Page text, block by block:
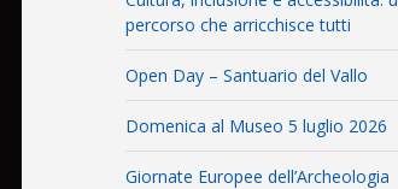
percorso che arricchisce tutti
Open Day – Santuario del Vallo
Domenica al Museo 5 luglio 2026
Giornate Europee dell’Archeologia